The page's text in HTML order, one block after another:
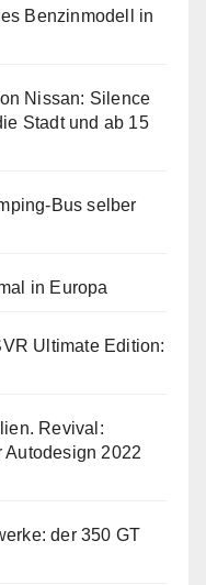
Benzinmodell in
Nissan: Silence
Stadt und ab 15
Bus selber
in Europa
Ultimate Edition:
Revival:
Autodesign 2022
der 350 GT